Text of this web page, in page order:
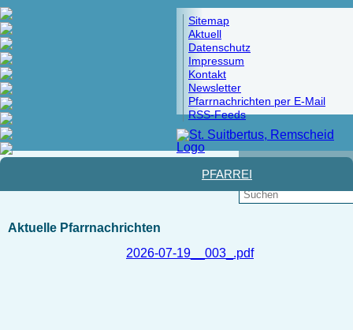
Sitemap
Aktuell
Datenschutz
Impressum
Kontakt
Newsletter
Pfarrnachrichten per E-Mail
RSS-Feeds
PFARREI
Aktuelle Pfarrnachrichten
2026-07-19__003_.pdf